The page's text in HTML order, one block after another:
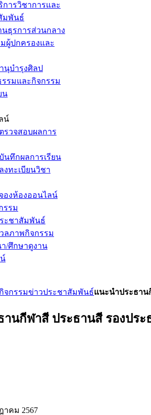
การวิชาการและ
มพันธ์
นธุรการส่วนกลาง
ผู้ปกครองและ
นุบำรุงศิลป
รมและกิจกรรม
น
น์
รวจสอบผลการ
นทึกผลการเรียน
งทะเบียนวิชา
องห้องออนไลน์
รรม
ะชาสัมพันธ์
ลภาพกิจกรรม
/ศึกษาดูงาน
จกรรมข่าวประชาสัมพันธ์แนะนำประธาน
านกีฬาสี ประธานสี รองปร
าคม 2567